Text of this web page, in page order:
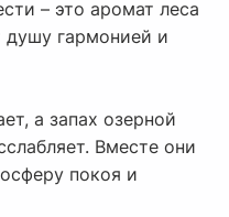
– это аромат леса
душу гармонией и
а запах озерной
Вместе они
покоя и